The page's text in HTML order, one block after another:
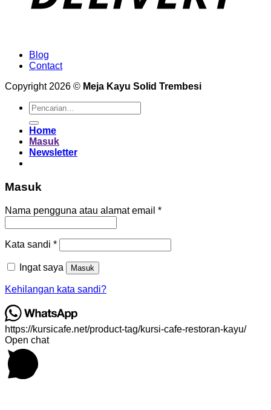
Blog
Contact
Copyright 2026 © Meja Kayu Solid Trembesi
Pencarian
untuk:
Home
Masuk
Newsletter
Masuk
Nama pengguna atau alamat email *Wajib
Kata sandi *Wajib
Ingat saya Masuk
Kehilangan kata sandi?
https://kursicafe.net/product-tag/kursi-cafe-restoran-kayu/
Open chat